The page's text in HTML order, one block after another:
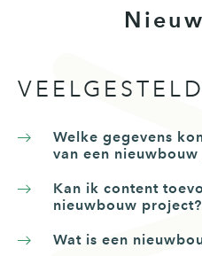
Welke gegevens
van een
Kan ik content
nieuwbouw project?
Wat is een